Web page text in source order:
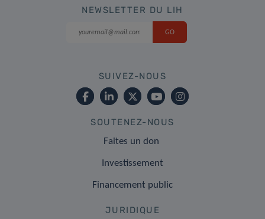
NEWSLETTER DU LIH
SUIVEZ-NOUS
SOUTENEZ-NOUS
Faites un don
Investissement
Financement public
JURIDIQUE